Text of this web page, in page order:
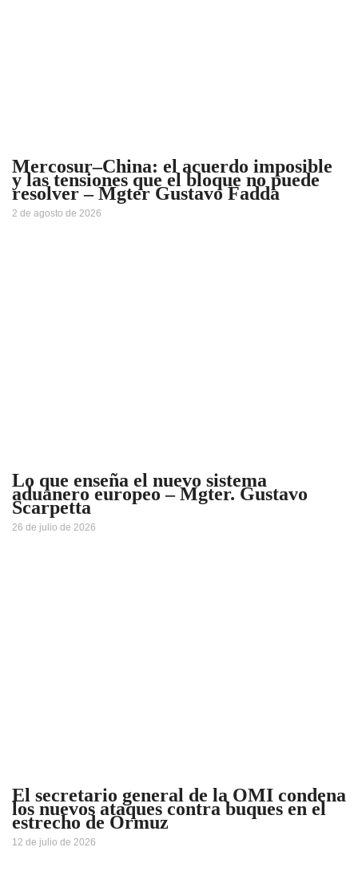
Mercosur–China: el acuerdo imposible
y las tensiones que el bloque no puede
resolver – Mgter Gustavo Fadda
2 de agosto de 2026
Lo que enseña el nuevo sistema
aduanero europeo – Mgter. Gustavo
Scarpetta
26 de julio de 2026
El secretario general de la OMI condena
los nuevos ataques contra buques en el
estrecho de Ormuz
12 de julio de 2026